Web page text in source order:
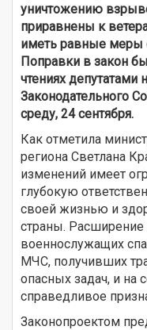
уничтожению
приравнены к
иметь равные меры
Поправки в закон
чтениях депутатами
Законодательного
среду, 24 сентября.
Как отметила
региона Светлана
изменений имеет
глубокую
своей жизнью и
страны.
военнослужащих
МЧС, получивших
опасных задач, и на
справедливое
Законопроектом